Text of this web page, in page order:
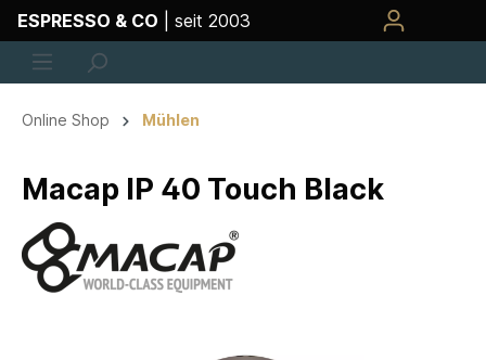
ESPRESSO & CO | seit 2003
Online Shop Mühlen
Macap IP 40 Touch Black